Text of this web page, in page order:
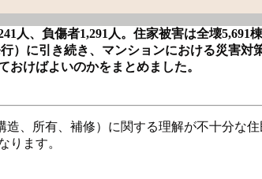
人、負傷者1,291人。住家被害は全壊5,691
）に引き続き、マンションにおける災害対
けばよいのかをまとめました。
、所有、補修）に関する理解が不十分な住
ります。